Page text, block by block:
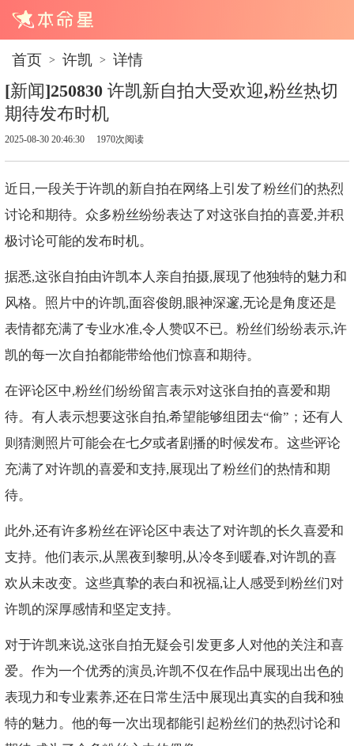
首页 > 许凯 > 详情
[新闻]250830 许凯新自拍大受欢迎,粉丝热切
期待发布时机
2025-08-30 20:46:30 1970次阅读
近日,一段关于许凯的新自拍在网络上引发了粉丝们的热烈
讨论和期待。众多粉丝纷纷表达了对这张自拍的喜爱,并积
极讨论可能的发布时机。
据悉,这张自拍由许凯本人亲自拍摄,展现了他独特的魅力和
风格。照片中的许凯,面容俊朗,眼神深邃,无论是角度还是
表情都充满了专业水准,令人赞叹不已。粉丝们纷纷表示,许
凯的每一次自拍都能带给他们惊喜和期待。
在评论区中,粉丝们纷纷留言表示对这张自拍的喜爱和期
待。有人表示想要这张自拍,希望能够组团去“偷”；还有人
则猜测照片可能会在七夕或者剧播的时候发布。这些评论
充满了对许凯的喜爱和支持,展现出了粉丝们的热情和期
待。
此外,还有许多粉丝在评论区中表达了对许凯的长久喜爱和
支持。他们表示,从黑夜到黎明,从冷冬到暖春,对许凯的喜
欢从未改变。这些真挚的表白和祝福,让人感受到粉丝们对
许凯的深厚感情和坚定支持。
对于许凯来说,这张自拍无疑会引发更多人对他的关注和喜
爱。作为一个优秀的演员,许凯不仅在作品中展现出出色的
表现力和专业素养,还在日常生活中展现出真实的自我和独
特的魅力。他的每一次出现都能引起粉丝们的热烈讨论和